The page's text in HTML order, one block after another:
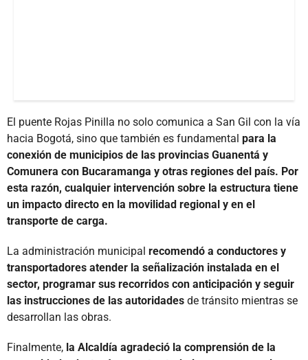
El puente Rojas Pinilla no solo comunica a San Gil con la vía
hacia Bogotá, sino que también es fundamental para la
conexión de municipios de las provincias Guanentá y
Comunera con Bucaramanga y otras regiones del país. Por
esta razón, cualquier intervención sobre la estructura tiene
un impacto directo en la movilidad regional y en el
transporte de carga.
La administración municipal recomendó a conductores y
transportadores atender la señalización instalada en el
sector, programar sus recorridos con anticipación y seguir
las instrucciones de las autoridades de tránsito mientras se
desarrollan las obras.
Finalmente, la Alcaldía agradeció la comprensión de la